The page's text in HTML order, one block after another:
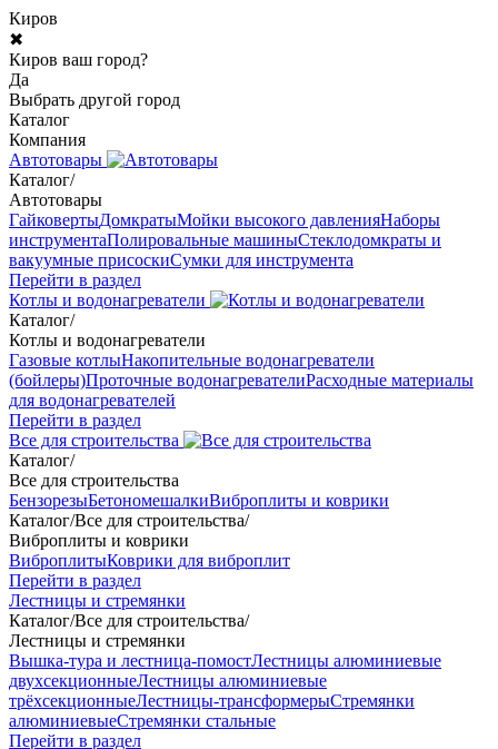
Киров
✖
Киров ваш город?
Да
Выбрать другой город
Каталог
Компания
Автотовары
Каталог/
Автотовары
ГайковертыДомкратыМойки высокого давленияНаборы
инструментаПолировальные машиныСтеклодомкраты и
вакуумные присоскиСумки для инструмента
Перейти в раздел
Котлы и водонагреватели
Каталог/
Котлы и водонагреватели
Газовые котлыНакопительные водонагреватели
(бойлеры)Проточные водонагревателиРасходные материалы
для водонагревателей
Перейти в раздел
Все для строительства
Каталог/
Все для строительства
БензорезыБетономешалкиВиброплиты и коврики
Каталог/Все для строительства/
Виброплиты и коврики
ВиброплитыКоврики для виброплит
Перейти в раздел
Лестницы и стремянки
Каталог/Все для строительства/
Лестницы и стремянки
Вышка-тура и лестница-помостЛестницы алюминиевые
двухсекционныеЛестницы алюминиевые
трёхсекционныеЛестницы-трансформерыСтремянки
алюминиевыеСтремянки стальные
Перейти в раздел